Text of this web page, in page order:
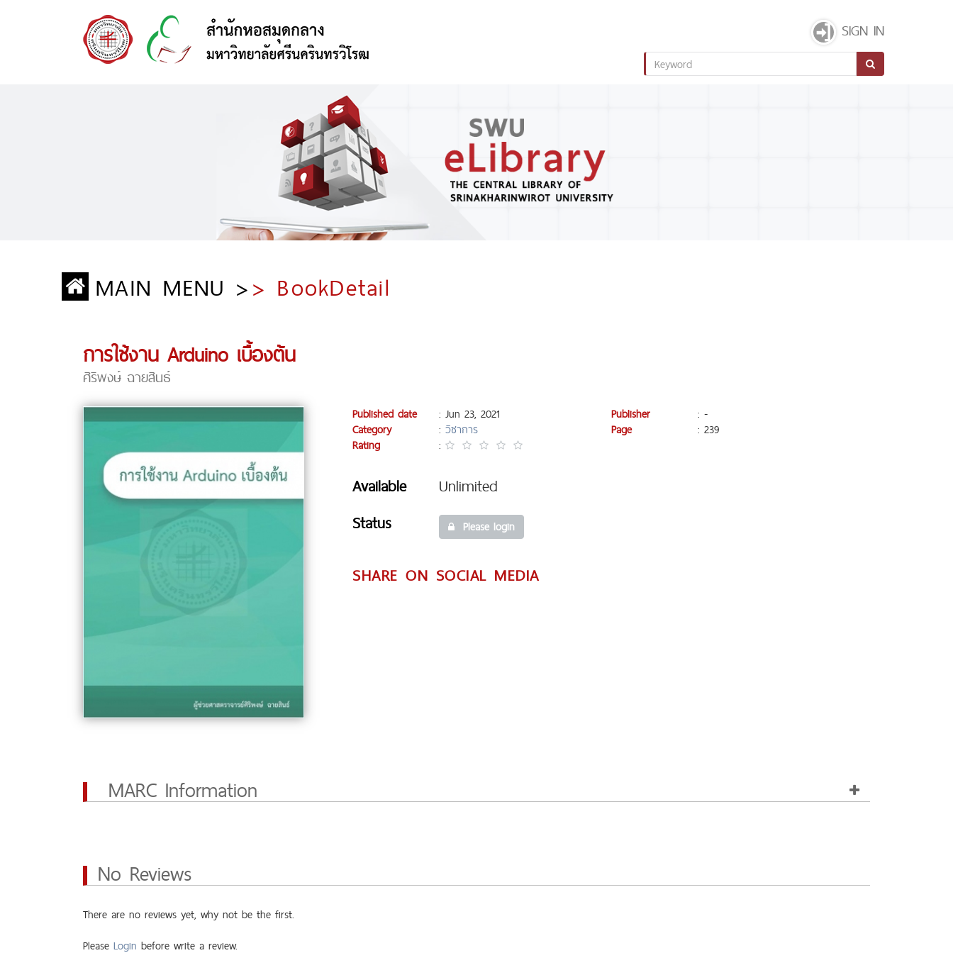
SIGN IN
MAIN MENU >> BookDetail
การใช้งาน Arduino เบื้องต้น
ศิริพงษ์ ฉายสินธ์
Published date : Jun 23, 2021 Publisher
: -
Category
: วิชาการ Page
: 239
Rating
:
Available
Unlimited
Status
Please login
SHARE ON SOCIAL MEDIA
MARC Information
No Reviews
There are no reviews yet, why not be the first.
Please Login before write a review.